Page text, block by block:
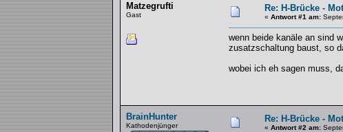
Matzegrufti
Gast
Re: H-Brücke -
« Antwort #1 am:
wenn beide kanäle an sind
zusatzschaltung baust, so
wobei ich eh sagen muss,
BrainHunter
Kathodenjünger
Re: H-Brücke -
« Antwort #2 am: